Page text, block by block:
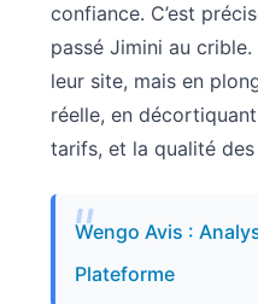
confiance. C’est
passé Jimini au
leur site, mais en
réelle, en
tarifs, et la qualité
Wengo Avis :
Plateforme